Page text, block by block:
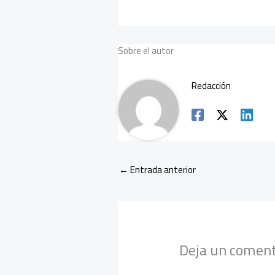
Sobre el autor
Redacción
← Entrada anterior
Deja un